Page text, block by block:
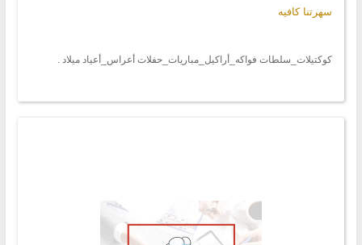
سهرتنا كافيه
كوكتيلات_سلطات فواكه_أراكيل_مباريات_حفلات أعراس_أعياد ميلاد .